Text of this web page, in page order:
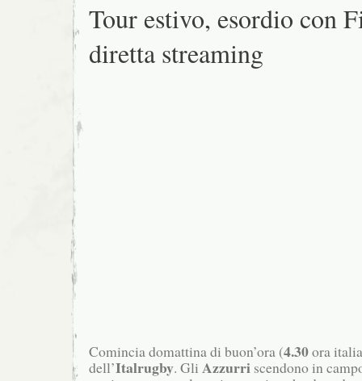
Tour estivo, esordio con
diretta streaming
Comincia domattina di buon’ora (4.30ora
dell’Italrugby. Gli Azzurri scendono in